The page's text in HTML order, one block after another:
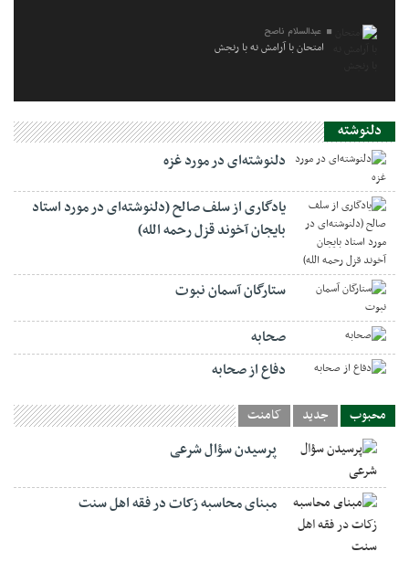
عبدالسلام ناصح
امتحان با آرامش نه با رنجش
دلنوشته
دلنوشته‌ای در مورد غزه
یادگاری از سلف صالح (دلنوشته‌ای در مورد استاد
بایجان آخوند قزل رحمه الله)
ستارگان آسمان نبوت
صحابه
دفاع از صحابه
محبوب جدید کامنت
پرسیدن سؤال شرعی
مبنای محاسبه زکات در فقه اهل سنت